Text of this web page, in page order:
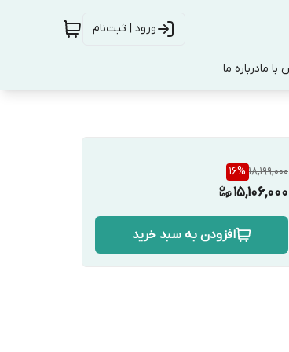
ورود | ثبت‌نام
با مادرباره ما
18,199,000
16%
15,106,000
افزودن به سبد خرید